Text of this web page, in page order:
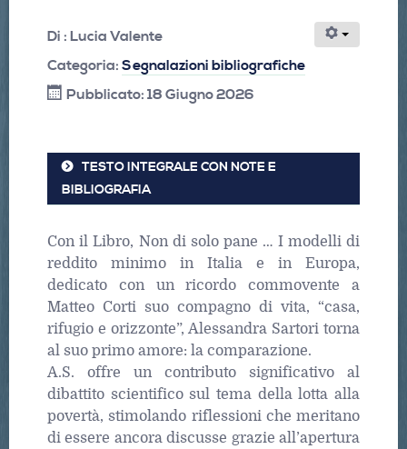
Di : Lucia Valente
Categoria: Segnalazioni bibliografiche
Pubblicato: 18 Giugno 2026
TESTO INTEGRALE CON NOTE E
BIBLIOGRAFIA
Con il Libro, Non di solo pane … I modelli di
reddito minimo in Italia e in Europa,
dedicato con un ricordo commovente a
Matteo Corti suo compagno di vita, “casa,
rifugio e orizzonte”, Alessandra Sartori torna
al suo primo amore: la comparazione.
A.S. offre un contributo significativo al
dibattito scientifico sul tema della lotta alla
povertà, stimolando riflessioni che meritano
di essere ancora discusse grazie all’apertura